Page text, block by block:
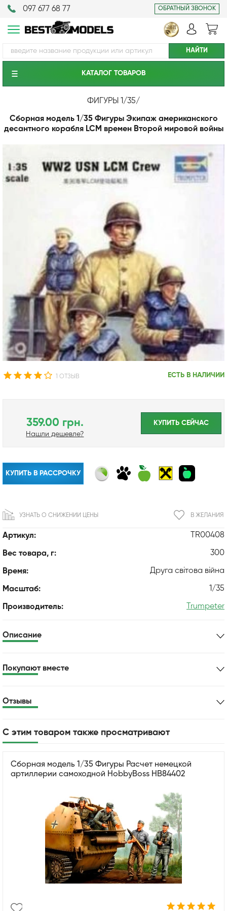
097 677 68 77 ОБРАТНЫЙ ЗВОНОК
КАТАЛОГ ТОВАРОВ
ФИГУРЫ 1/35/
Сборная модель 1/35 Фигуры Экипаж американского
десантного корабля LCM времен Второй мировой войны
1 ОТЗЫВ ЕСТЬ В НАЛИЧИИ
Артикул: TR00408
Вес товара, г: 300
Время: Друга світова війна
Масштаб: 1/35
Производитель: Trumpeter
359.00 грн.
Нашли дешевле?
КУПИТЬ CЕЙЧАС
КУПИТЬ В РАССРОЧКУ
В ЖЕЛАНИЯ
УЗНАТЬ О СНИЖЕНИИ ЦЕНЫ
Описание
Покупают вместе
Отзывы
С этим товаром также просматривают
Сборная модель 1/35 Фигуры Расчет немецкой
артиллерии самоходной HobbyBoss HB84402